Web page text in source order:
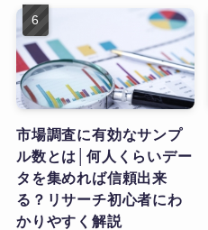
市場調査に有効なサンプ
ル数とは│何人くらいデー
タを集めれば信頼出来
る？リサーチ初心者にわ
かりやすく解説